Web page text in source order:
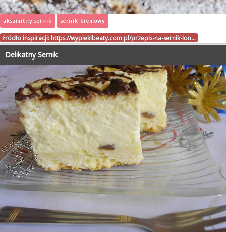
aksamitny sernik sernik kremowy
źródło inspiracji: https://wypiekibeaty.com.pl/przepis-na-sernik-lon…
Delikatny Sernik